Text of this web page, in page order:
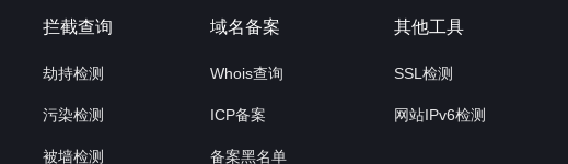
拦截查询
劫持检测
污染检测
被墙检测
域名备案
Whois查询
ICP备案
备案黑名单
其他工具
SSL检测
网站IPv6检测